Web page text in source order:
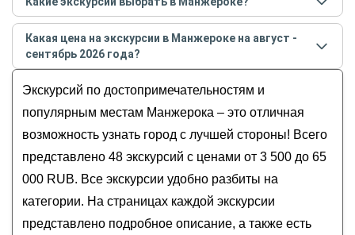
сентябре 2026года:
За городом и природа
Увидеть главное
За городом
Все
В августе
Самые популярные экскурсиив Манжерокев
августе - сентябре 2026года:
Чемал après-ski
Чемал — дыхание Алтая (поездка из
Манжерока)
Вдоль берега Катуни: путешествие
из Манжерока
Семейная экскурсия-квест «Путешествие в
Страну великанов»
Ожерелье Алтая — Чуйский тракт (из
Манжерока)
Какая цена на экскурсии в Манжероке на август -
сентябрь 2026 года?
сентябрь 2026года от 3 500до 65 000 RUB
Экскурсий по достопримечательностям и
популярным местам Манжерока – это отличная
возможность узнать город с лучшей стороны! Всего
представлено 48 экскурсий с ценами от 3 500 до 65
000 RUB. Все экскурсии удобно разбиты на
категории. На страницах каждой экскурсии
представлено подробное описание, а также есть